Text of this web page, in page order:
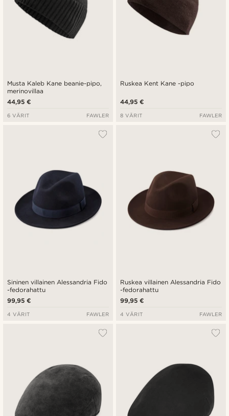
Musta Kaleb Kane beanie-pipo,
merinovillaa
44,95 €
6 VÄRIT FAWLER
Ruskea Kent Kane -pipo
44,95 €
8 VÄRIT FAWLER
Sininen villainen Alessandria Fido
-fedorahattu
99,95 €
4 VÄRIT FAWLER
Ruskea villainen Alessandria Fido
-fedorahattu
99,95 €
4 VÄRIT FAWLER